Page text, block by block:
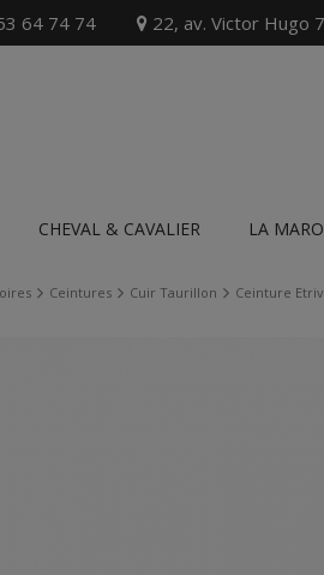
64 74 74 22, av. Victor Hugo
CHEVAL & CAVALIER LA
Ceintures Cuir Taurillon Ceinture